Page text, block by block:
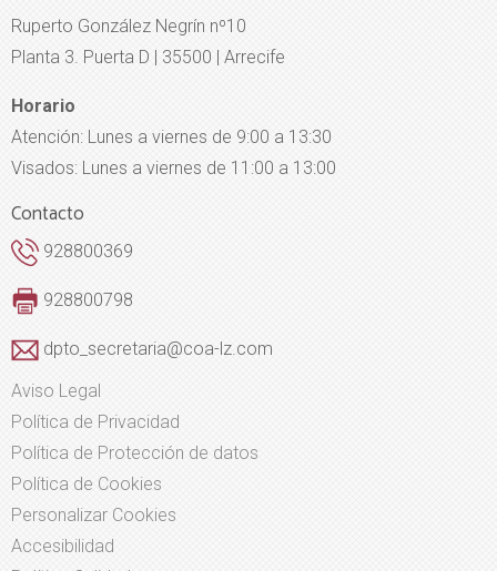
Ruperto González Negrín nº10
Planta 3. Puerta D | 35500 | Arrecife
Horario
Atención: Lunes a viernes de 9:00 a 13:30
Visados: Lunes a viernes de 11:00 a 13:00
Contacto
928800369
928800798
dpto_secretaria@coa-lz.com
Aviso Legal
Política de Privacidad
Política de Protección de datos
Política de Cookies
Personalizar Cookies
Accesibilidad